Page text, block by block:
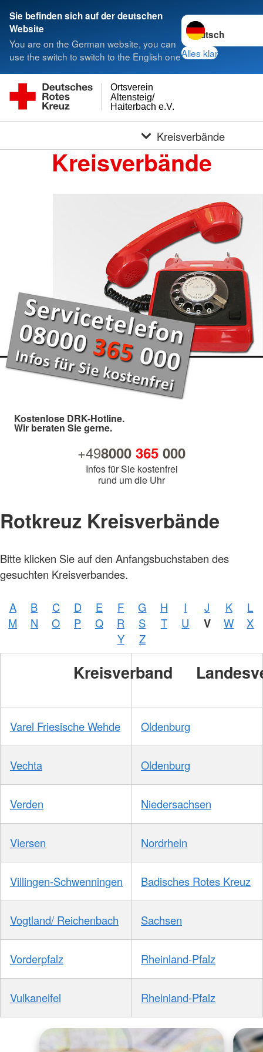
Sie befinden sich auf der deutschen
Website
You are on the German website, you can
use the switch to switch to the English one
Sprache wechseln
Alles klar
Haiterbach e.V.
Altensteig/
Ortsverein
Kreisverbände
Kreisverbände
Kostenlose DRK-Hotline.
Wir beraten Sie gerne.
+498000 365 000
Infos für Sie kostenfrei
rund um die Uhr
Rotkreuz Kreisverbände
Bitte klicken Sie auf den Anfangsbuchstaben des
gesuchten Kreisverbandes.
A B C D E F G H I J K
L
M
N O P Q R S T U V W
X
Y
Z
Kreisverband
Varel Friesische Wehde Oldenburg
Vechta Oldenburg
Verden Niedersachsen
Viersen Nordrhein
Villingen-Schwenningen Badisches Rotes Kreuz
Vogtland/ Reichenbach Sachsen
Vorderpfalz Rheinland-Pfalz
Vulkaneifel Rheinland-Pfalz